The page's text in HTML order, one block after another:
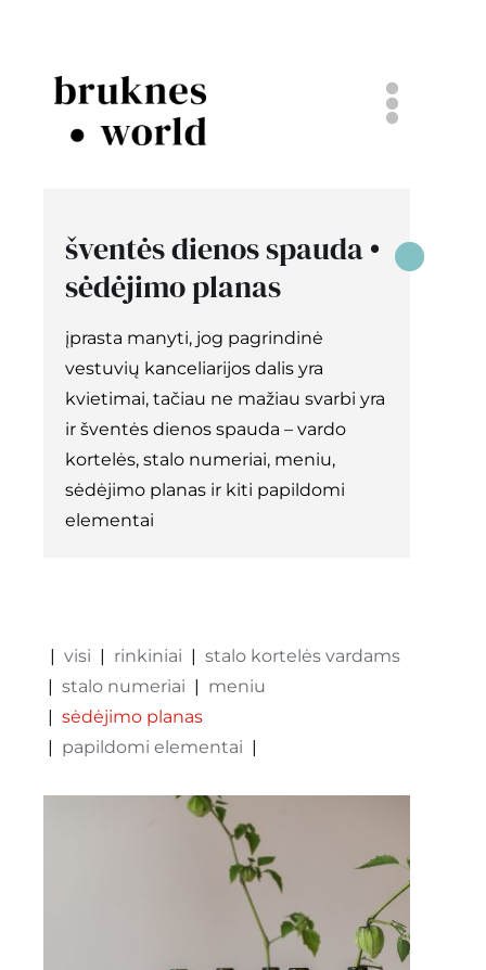
content
bruknės vestuvės
projektai
tinklaraštis
kontaktai
šventės dienos spauda •
sėdėjimo planas
įprasta manyti, jog pagrindinė
vestuvių kanceliarijos dalis yra
kvietimai, tačiau ne mažiau svarbi yra
ir šventės dienos spauda – vardo
kortelės, stalo numeriai, meniu,
sėdėjimo planas ir kiti papildomi
elementai
visi rinkiniai
stalo kortelės vardams
stalo numeriai
meniu
sėdėjimo planas
papildomi elementai